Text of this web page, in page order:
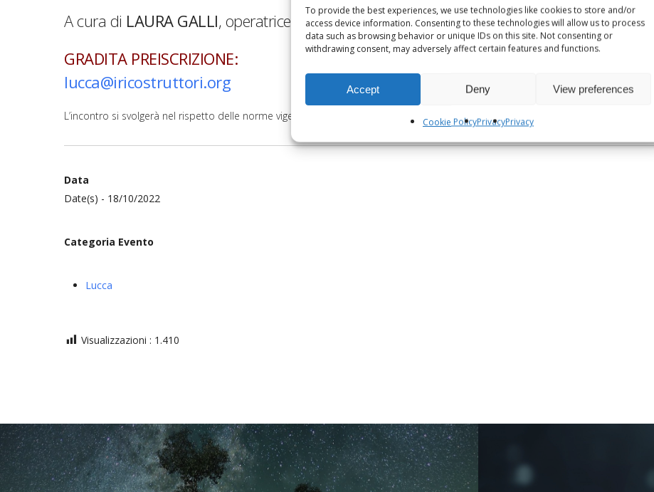
To provide the best experiences, we use technologies like cookies to store and/or
access device information. Consenting to these technologies will allow us to process
data such as browsing behavior or unique IDs on this site. Not consenting or
withdrawing consent, may adversely affect certain features and functions.
Accept Deny View preferences
Cookie PolicyPrivacyPrivacy
A cura di LAURA GALLI, operatrice olistica e docente di oli essenziali, pressoOm Resonance
GRADITA PREISCRIZIONE:
lucca@iricostruttori.org
L’incontro si svolgerà nel rispetto delle norme vigenti.
Data
Date(s) - 18/10/2022
Categoria Evento
Lucca
Visualizzazioni : 1.410